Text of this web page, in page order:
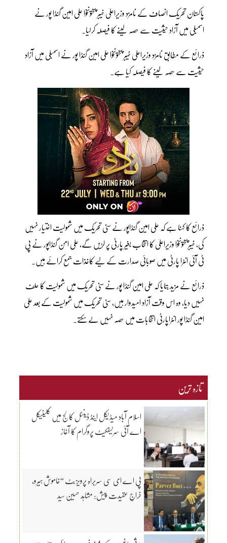
پاکستان تحریک انصاف کے نامزد وزیراعلیٰ خیبر پختونخوا علی امین گنڈا پور نے
اسمبلی میں آزاد حیثیت سے حصہ لینے کا فیصلہ کرلیا۔
ذرائع کے مطابق نامزد وزیراعلی خیبر پختونخوا علی امین گنڈا پور نے اسمبلی میں آزاد
حیثیت سے حصہ لینے کا فیصلہ کیا ہے۔
ذرائع کا کہنا ہے کہ علی امین گنڈاپور نے سنی تحریک میں شمولیت اختیار نہیں
کی، خیبرپختونخوا وزیراعلیٰ کا انتخاب بغیر پارٹی پر لڑیں گے، علی امن گنڈاپور نے پی
ٹی آئی انٹرا پارٹی میں صوبائی صدارت کے لیے کاغذات جمع کرائے ہیں۔
ذرائع نے مزید بتایا کہ علی امین گنڈا پور نے سنی تحریک میں شمولیت کا حلف
نہیں دیا، وہ اس وقت آزاد امیدوار ہیں، سنی تحریک میں شمولیت کے بعد علی
امین گنڈا پور انٹراپارٹی انتخابات میں حصہ نہیں لے سکتے۔
تازہ ترین
اسلام آباد میڈیکل اینڈ ڈینٹل کالج میں کلینیکل
اے آئی سرٹیفکیٹ پروگرام کا آغاز
پی اے ای سی سربراہ پرویز بٹ “خاموش ہیرو،
خراجِ عقیدت پیش: مشاہد حسین سید